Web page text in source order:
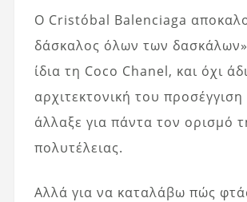
Ο Cristóbal Balenciaga
δάσκαλος όλων των
ίδια τη Coco Chanel, και όχι
αρχιτεκτονική του
άλλαξε για πάντα τον ορισμό
πολυτέλειας.
Αλλά για να καταλάβω πώς